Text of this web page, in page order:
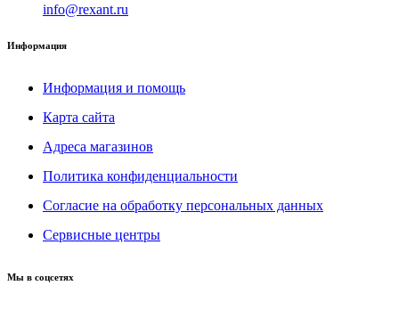
info@rexant.ru
Информация
Информация и помощь
Карта сайта
Адреса магазинов
Политика конфиденциальности
Согласие на обработку персональных данных
Сервисные центры
Мы в соцсетях